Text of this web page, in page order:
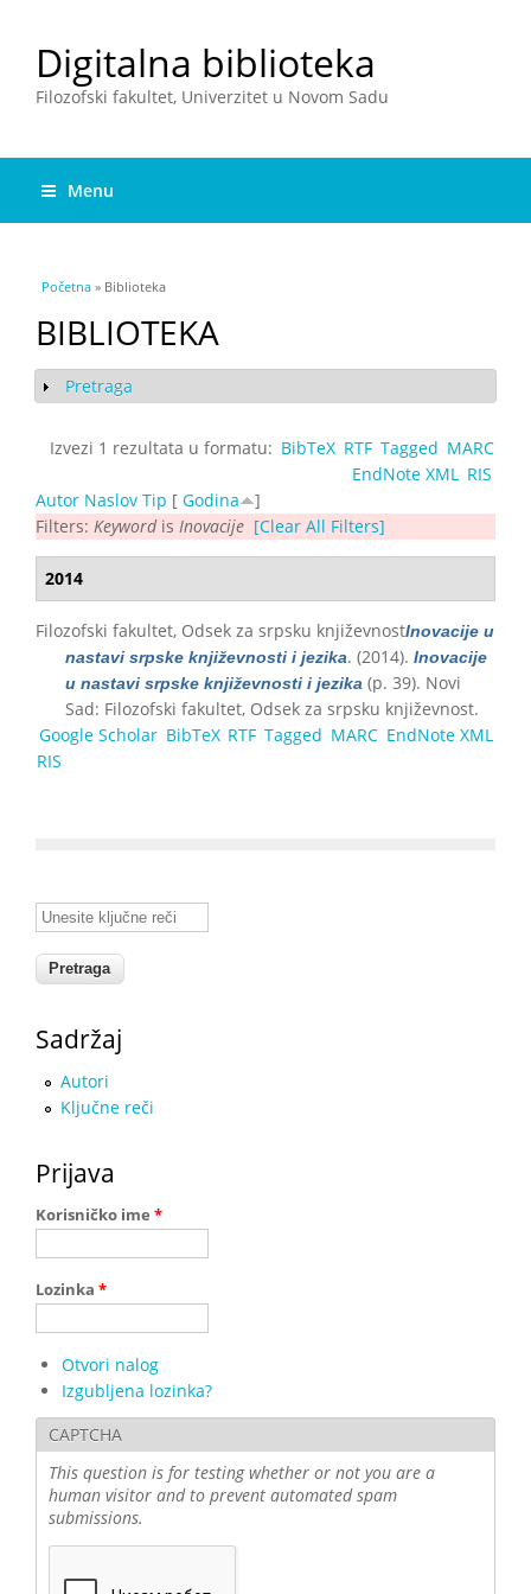
Digitalna biblioteka
Filozofski fakultet, Univerzitet u Novom Sadu
Menu
You are here
Početna » Biblioteka
BIBLIOTEKA
Show
Pretraga
Izvezi 1 rezultata u formatu: BibTeX RTF Tagged MARC
EndNote XML
RIS
Autor Naslov Tip [ Godina
]
Filters: Keywordis Inovacije [Clear All Filters]
2014
Filozofski fakultet, Odsek za srpsku književnostInovacije u
nastavi srpske književnosti i jezika. (2014). Inovacije
u nastavi srpske književnosti i jezika (p. 39). Novi
Sad: Filozofski fakultet, Odsek za srpsku književnost.
Google Scholar BibTeX RTF Tagged MARC EndNote XML
RIS
Unesite ključne reči
Sadržaj
Autori
Ključne reči
Prijava
Korisničko ime *
Lozinka *
Otvori nalog
Izgubljena lozinka?
CAPTCHA
This question is for testing whether or not you are a
human visitor and to prevent automated spam
submissions.